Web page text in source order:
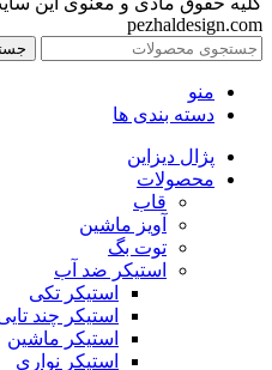
pezhaldesign.com
منو
دسته بندی ها
پژال دیزاین
محصولات
قاب
آویز ماشین
توت بگ
استیکر ضد آب
استیکر تکی
استیکر چند
استیکر ماشین
استیکر نواری